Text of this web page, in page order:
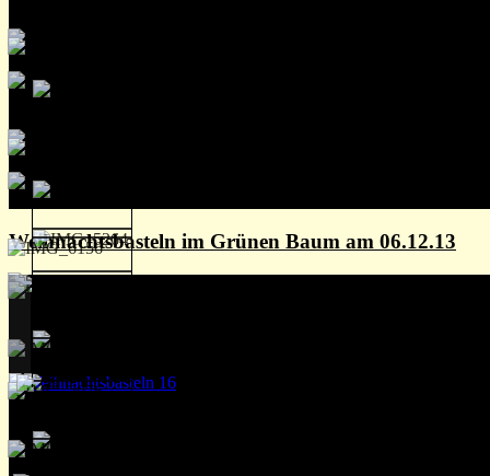
Weihnachtsbasteln im Grünen Baum am 06.12.13